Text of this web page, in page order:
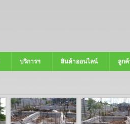
บริการฯ สินค้าออนไลน์ ลูกค้